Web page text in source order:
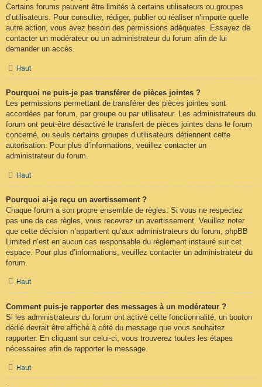
Certains forums peuvent être limités à certains utilisateurs ou groupes
d’utilisateurs. Pour consulter, rédiger, publier ou réaliser n’importe quelle
autre action, vous avez besoin des permissions adéquates. Essayez de
contacter un modérateur ou un administrateur du forum afin de lui
demander un accès.
Haut
Pourquoi ne puis-je pas transférer de pièces jointes ?
Les permissions permettant de transférer des pièces jointes sont
accordées par forum, par groupe ou par utilisateur. Les administrateurs du
forum ont peut-être désactivé le transfert de pièces jointes dans le forum
concerné, ou seuls certains groupes d’utilisateurs détiennent cette
autorisation. Pour plus d’informations, veuillez contacter un
administrateur du forum.
Haut
Pourquoi ai-je reçu un avertissement ?
Chaque forum a son propre ensemble de règles. Si vous ne respectez
pas une de ces règles, vous recevrez un avertissement. Veuillez noter
que cette décision n’appartient qu’aux administrateurs du forum, phpBB
Limited n’est en aucun cas responsable du règlement instauré sur cet
espace. Pour plus d’informations, veuillez contacter un administrateur du
forum.
Haut
Comment puis-je rapporter des messages à un modérateur ?
Si les administrateurs du forum ont activé cette fonctionnalité, un bouton
dédié devrait être affiché à côté du message que vous souhaitez
rapporter. En cliquant sur celui-ci, vous trouverez toutes les étapes
nécessaires afin de rapporter le message.
Haut